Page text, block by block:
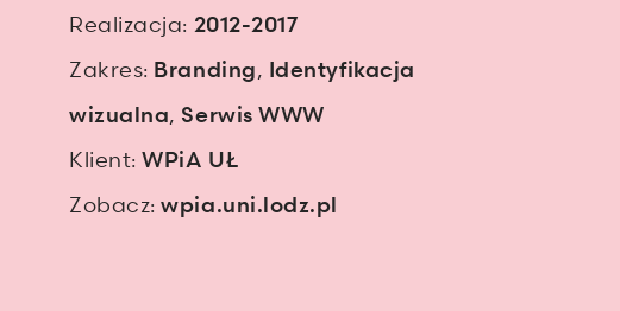
Realizacja: 2012-2017
Zakres: Branding, Identyfikacja
wizualna, Serwis WWW
Klient:WPiA UŁ
Zobacz: wpia.uni.lodz.pl